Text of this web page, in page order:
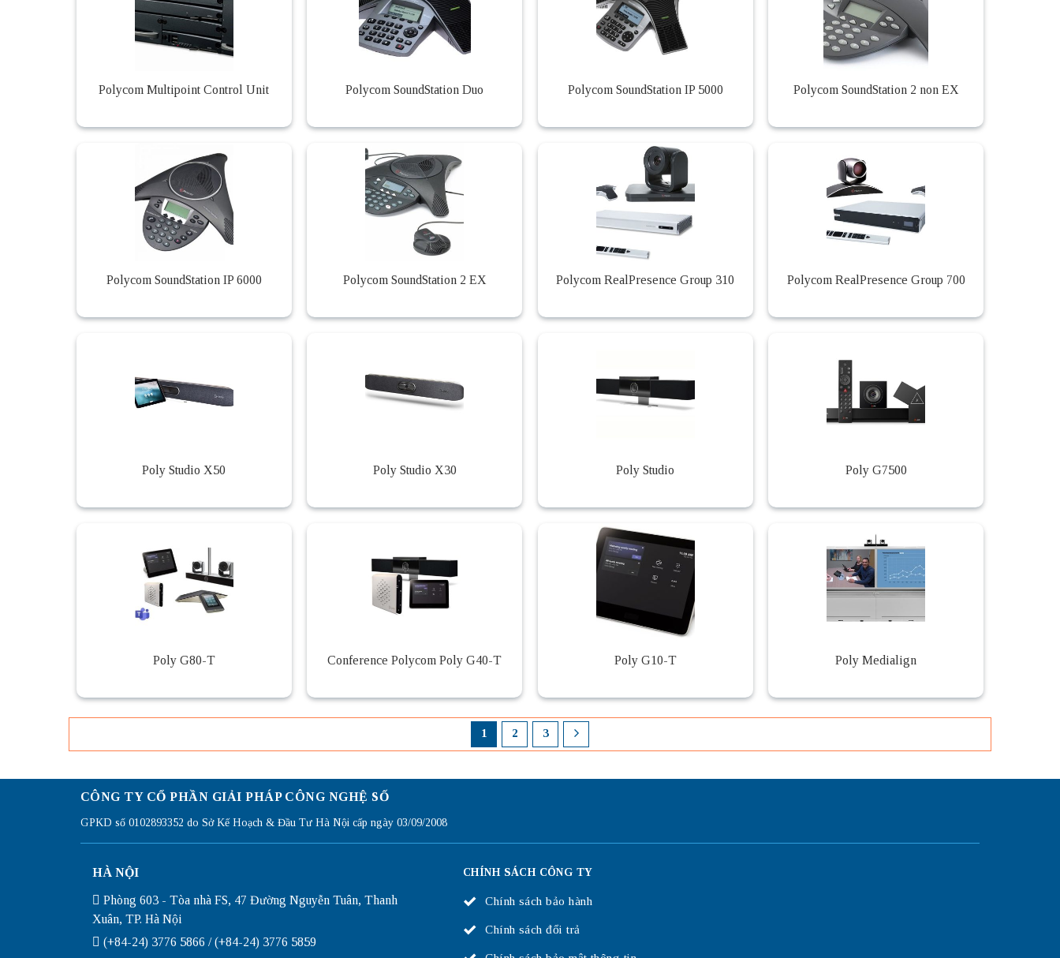
Polycom Multipoint Control Unit Polycom SoundStation Duo Polycom SoundStation IP 5000 Polycom SoundStation 2 non EX
Polycom SoundStation IP 6000 Polycom SoundStation 2 EX Polycom RealPresence Group 310 Polycom RealPresence Group 700
Poly Studio X50 Poly Studio X30 Poly Studio Poly G7500
Poly G80-T Conference Polycom Poly G40-T Poly G10-T Poly Medialign
1 2 3
CÔNG TY CỔ PHẦN GIẢI PHÁP CÔNG NGHỆ SỐ
GPKD số 0102893352 do Sở Kế Hoạch & Đầu Tư Hà Nội cấp ngày 03/09/2008
HÀ NỘI
Phòng 603 - Tòa nhà FS, 47 Đường Nguyễn Tuân, Thanh
Xuân, TP. Hà Nội
(+84-24) 3776 5866 / (+84-24) 3776 5859
CHÍNH SÁCH CÔNG TY
Chính sách bảo hành
Chính sách đổi trả